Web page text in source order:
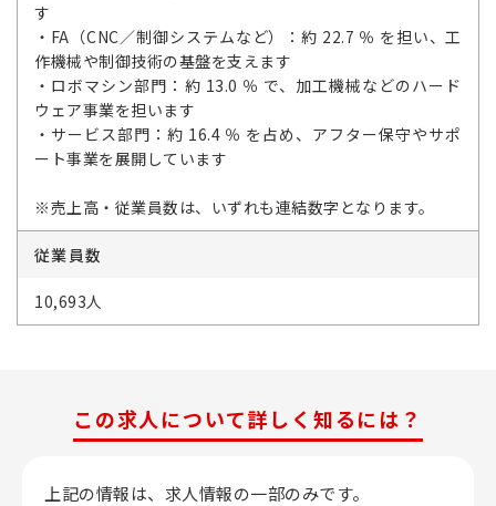
す
・FA（CNC／制御システムなど）：約 22.7 ％ を担い、工
作機械や制御技術の基盤を支えます
・ロボマシン部門：約 13.0 ％ で、加工機械などのハード
ウェア事業を担います
・サービス部門：約 16.4 ％ を占め、アフター保守やサポ
ート事業を展開しています
※売上高・従業員数は、いずれも連結数字となります。
従業員数
10,693人
この求人について詳しく知るには？
上記の情報は、求人情報の一部のみです。